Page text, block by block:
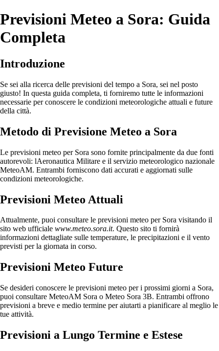
Previsioni Meteo a Sora: Guida
Completa
Introduzione
Se sei alla ricerca delle previsioni del tempo a Sora, sei nel posto
giusto! In questa guida completa, ti forniremo tutte le informazioni
necessarie per conoscere le condizioni meteorologiche attuali e future
della città.
Metodo di Previsione Meteo a Sora
Le previsioni meteo per Sora sono fornite principalmente da due fonti
autorevoli: lAeronautica Militare e il servizio meteorologico nazionale
MeteoAM. Entrambi forniscono dati accurati e aggiornati sulle
condizioni meteorologiche.
Previsioni Meteo Attuali
Attualmente, puoi consultare le previsioni meteo per Sora visitando il
sito web ufficiale www.meteo.sora.it. Questo sito ti fornirà
informazioni dettagliate sulle temperature, le precipitazioni e il vento
previsti per la giornata in corso.
Previsioni Meteo Future
Se desideri conoscere le previsioni meteo per i prossimi giorni a Sora,
puoi consultare MeteoAM Sora o Meteo Sora 3B. Entrambi offrono
previsioni a breve e medio termine per aiutarti a pianificare al meglio le
tue attività.
Previsioni a Lungo Termine e Estese